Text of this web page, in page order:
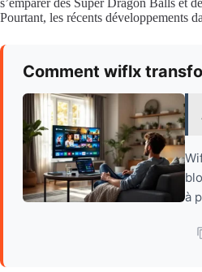
Pourtant, les récents développements
Comment wiflx
à